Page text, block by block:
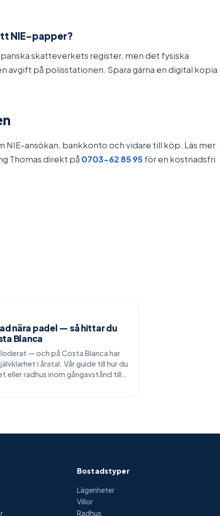
NIE-papper?
skatteverkets register, men det fysiska
avgift på polisstationen. Spara gärna en digital kopia
NIE-ansökan, bankkonto och vidare till köp. Läs mer
Thomas direkt på 0703-62 85 95för en kostnadsfri
nära padel — så hittar du
Blanca
— och på Costa Blanca har
i åratal. Vår guide till hur du
eller radhus inom gångavstånd till
Bostadstyper
Lägenheter
Villor
Radhus